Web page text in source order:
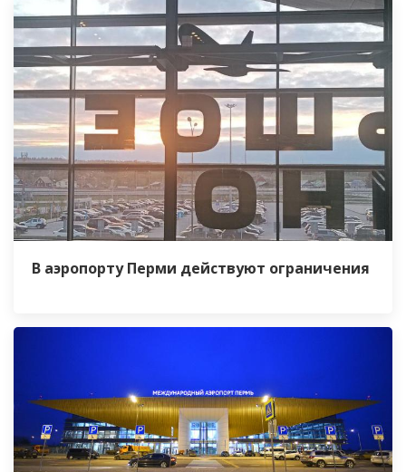
В аэропорту Перми действуют ограничения